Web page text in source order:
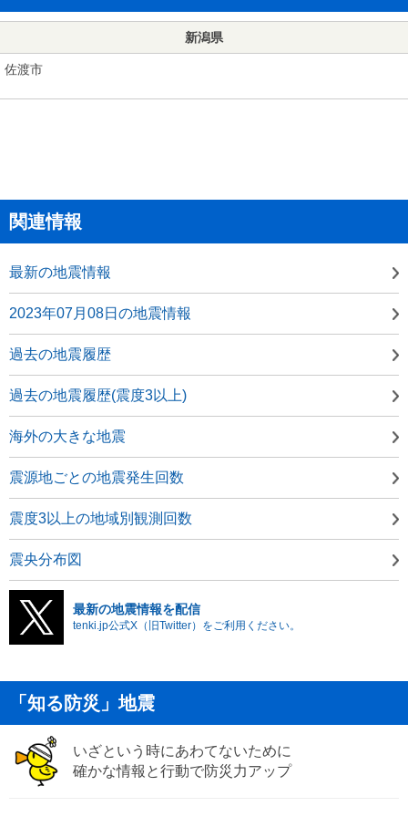
新潟県
佐渡市
関連情報
最新の地震情報
2023年07月08日の地震情報
過去の地震履歴
過去の地震履歴(震度3以上)
海外の大きな地震
震源地ごとの地震発生回数
震度3以上の地域別観測回数
震央分布図
最新の地震情報を配信
tenki.jp公式X（旧Twitter）をご利用ください。
「知る防災」地震
いざという時にあわてないために
確かな情報と行動で防災力アップ